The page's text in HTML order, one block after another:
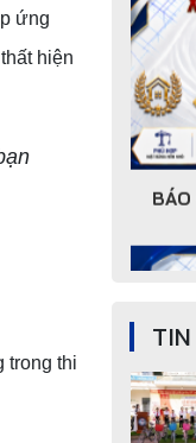
ứng
hiện
trong thi
TIN